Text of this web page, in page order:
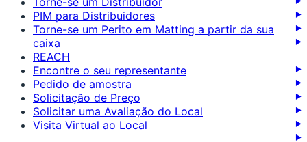
PIM para Distribuidores
Torne-se um Perito em Matting a partir da sua
caixa
REACH
Encontre o seu representante
Pedido de amostra
Solicitação de Preço
Solicitar uma Avaliação do Local
Visita Virtual ao Local